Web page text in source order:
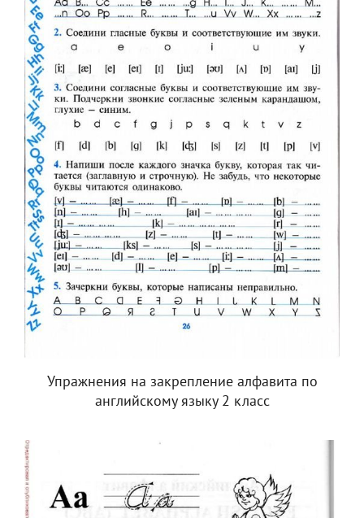
Упражнения на закрепление алфавита по
английскому языку 2 класс